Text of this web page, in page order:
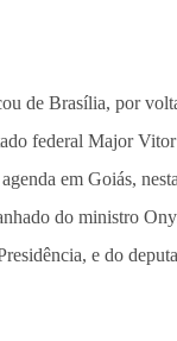
de Brasília, por
federal Major
em Goiás,
do ministro
e do